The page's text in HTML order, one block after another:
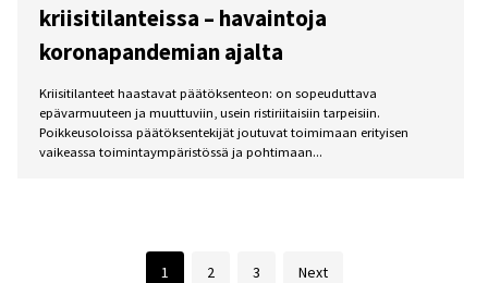
kriisitilanteissa – havaintoja
koronapandemian ajalta
Kriisitilanteet haastavat päätöksenteon: on sopeuduttava
epävarmuuteen ja muuttuviin, usein ristiriitaisiin tarpeisiin.
Poikkeusoloissa päätöksentekijät joutuvat toimimaan erityisen
vaikeassa toimintaympäristössä ja pohtimaan...
1 2 3 Next